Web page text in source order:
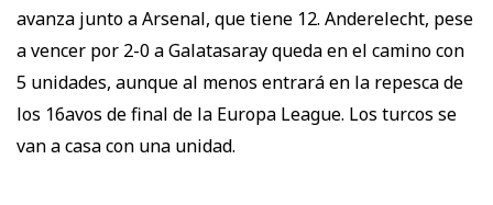
avanza junto a Arsenal, que tiene 12. Anderelecht, pese
a vencer por 2-0 a Galatasaray queda en el camino con
5 unidades, aunque al menos entrará en la repesca de
los 16avos de final de la Europa League. Los turcos se
van a casa con una unidad.